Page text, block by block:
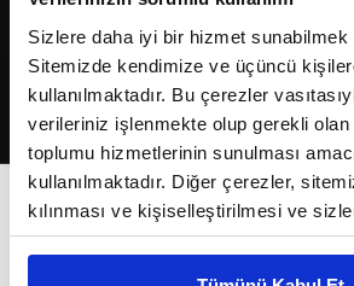
Sizlere daha iyi bir hizmet sunabilmek
Sitemizde kendimize ve üçüncü
kullanılmaktadır. Bu çerezler
verileriniz işlenmekte olup gerekli
toplumu hizmetlerinin sunulması
kullanılmaktadır. Diğer çerezler,
kılınması ve kişiselleştirilmesi ve
reklam/pazarlama faaliyetlerinin
2026Fikriyat. Tüm hakları saklıdır.